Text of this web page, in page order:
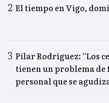
El tiempo en Vigo,
Pilar Rodríguez: “Los
tienen un problema de
personal que se